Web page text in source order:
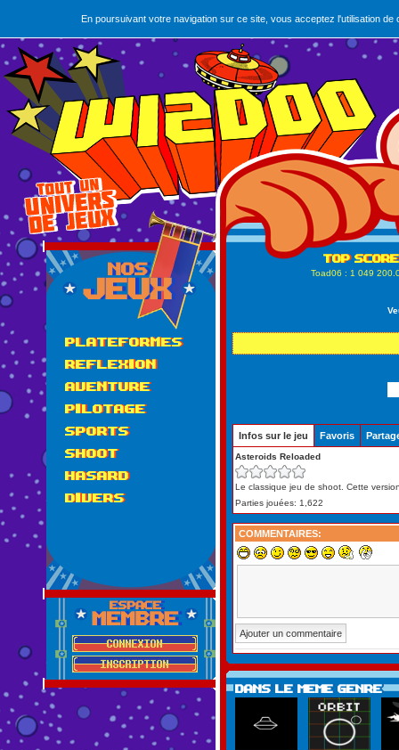
En poursuivant votre navigation sur ce site, vous acceptez l'utilisation
PLATEFORMES
REFLEXION
AVENTURE
PILOTAGE
SPORTS
SHOOT
HASARD
DIVERS
Toad06 : 1 049
Infos sur le jeu Favoris
Asteroids Reloaded
Le classique jeu de shoot. Cette
Parties jouées: 1,622
COMMENTAIRES: